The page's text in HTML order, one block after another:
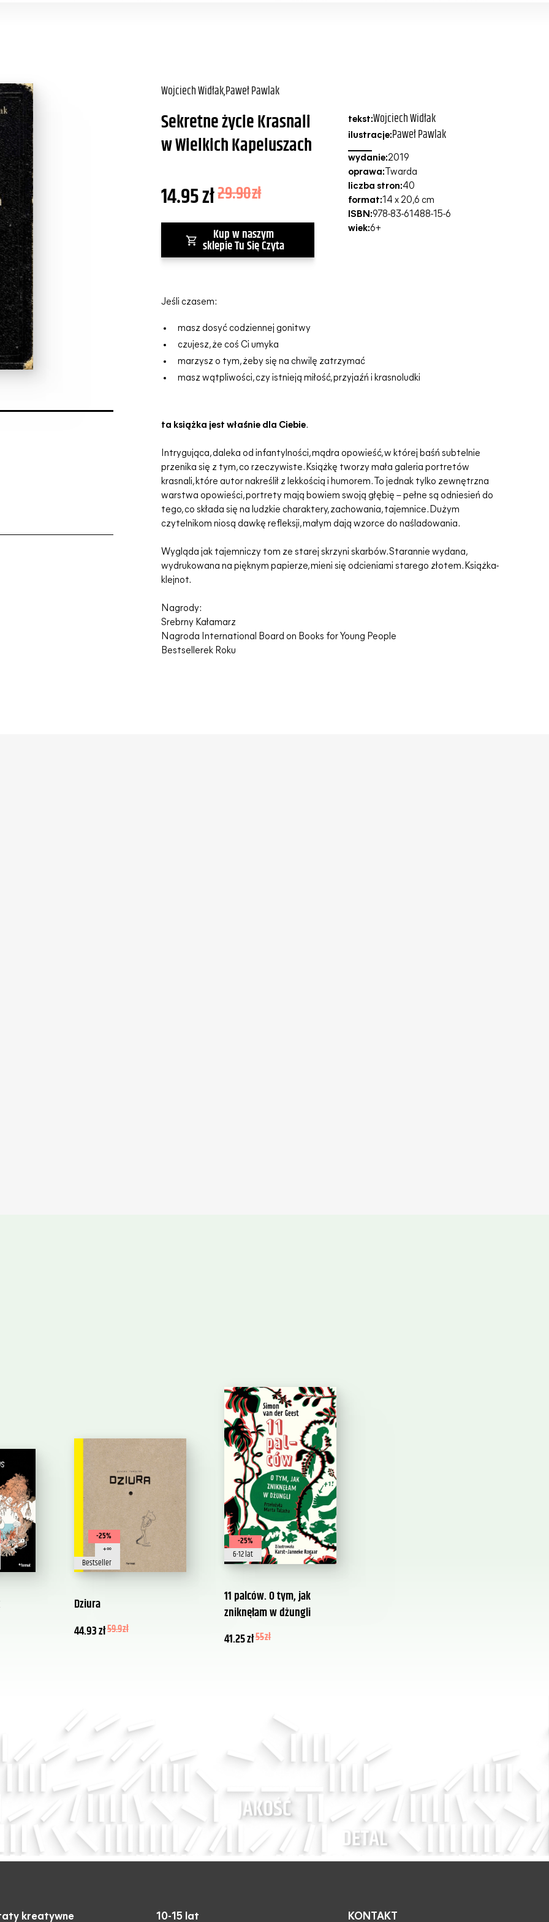
Wojciech Widłak,Paweł Pawlak
Sekretne życie Krasnali
w Wielkich Kapeluszach
14.95zł29.90zł
Kup w naszym
sklepie Tu Się Czyta
tekst:Wojciech Widłak
ilustracje:Paweł Pawlak
wydanie:2019
oprawa: Twarda
liczba stron:40
format:14 x 20,6 cm
ISBN:978-83-61488-15-6
wiek:6+
Jeśli czasem:
masz dosyć codziennej gonitwy
czujesz, że coś Ci umyka
marzysz o tym, żeby się na chwilę zatrzymać
masz wątpliwości, czy istnieją miłość, przyjaźń i krasnoludki
ta książka jest właśnie dla Ciebie.
Intrygująca, daleka od infantylności, mądra opowieść, w której baśń subtelnie
przenika się z tym, co rzeczywiste. Książkę tworzy mała galeria portretów
krasnali, które autor nakreślił z lekkością i humorem. To jednak tylko zewnętrzna
warstwa opowieści, portrety mają bowiem swoją głębię – pełne są odniesień do
tego, co składa się na ludzkie charaktery, zachowania, tajemnice. Dużym
czytelnikom niosą dawkę refleksji, małym dają wzorce do naśladowania.
Wygląda jak tajemniczy tom ze starej skrzyni skarbów. Starannie wydana,
wydrukowana na pięknym papierze, mieni się odcieniami starego złotem. Książka-
klejnot.
Nagrody:
Srebrny Kałamarz
Nagroda International Board on Books for Young People
Bestsellerek Roku
-25%
+∞
Bestseller
Dziura
44.93zł59.9zł
-25%
6-12 lat
11 palców. O tym, jak
zniknęłam w dżungli
41.25zł55zł
kreatywne 10-15 lat KONTAKT